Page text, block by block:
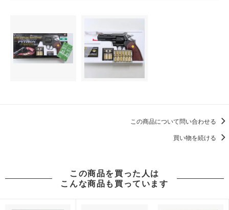
この商品について問い合わせる
買い物を続ける
この商品を買った人は
こんな商品も買っています